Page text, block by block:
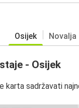
Osijek Novalja
- Osijek
karta sadržavati